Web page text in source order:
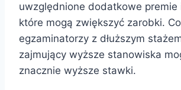
uwzględnione dodatkowe premie
które mogą zwiększyć zarobki.
egzaminatorzy z dłuższym
zajmujący wyższe stanowiska
znacznie wyższe stawki.